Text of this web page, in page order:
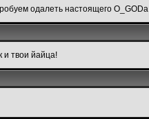
одалеть настоящего O_GODa
и твои йайца!